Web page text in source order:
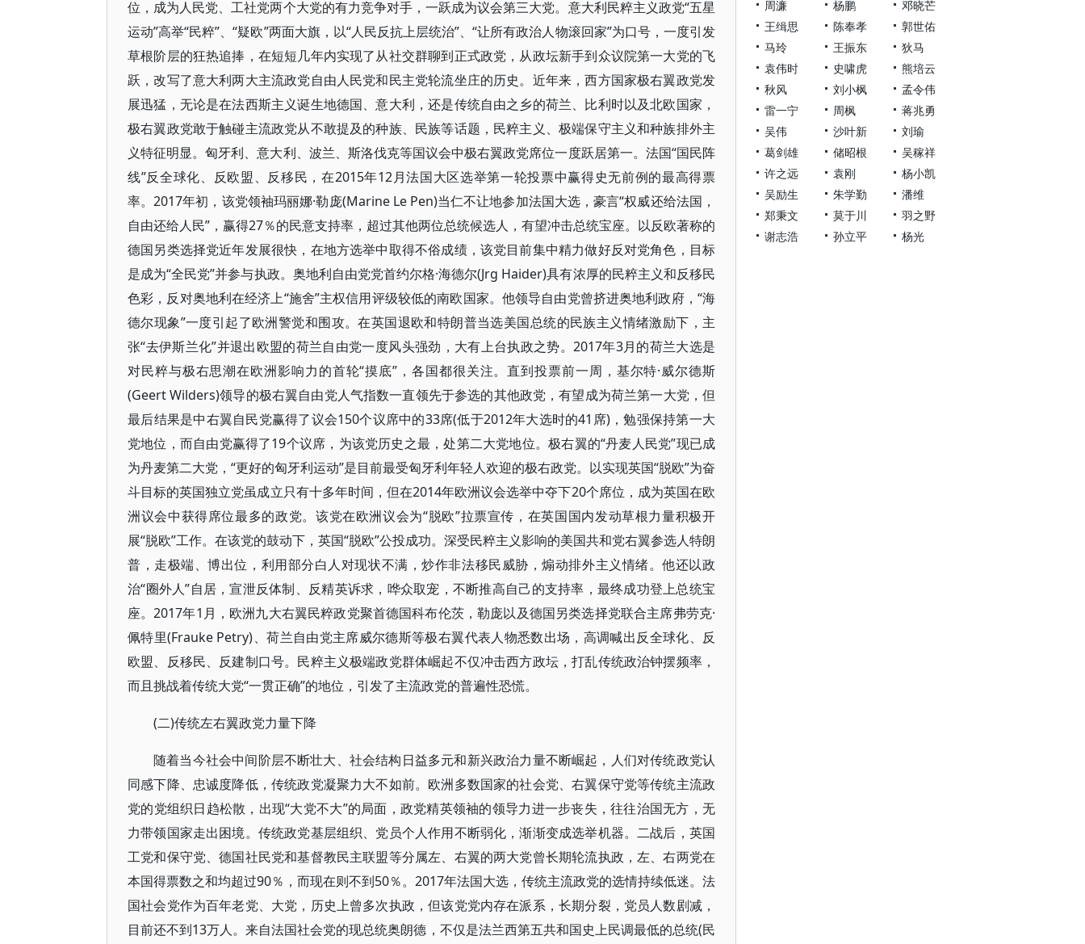
位，成为人民党、工社党两个大党的有力竞争对手，一跃成为议会第三大党。意大利民粹主义政党“五星
运动”高举“民粹”、“疑欧”两面大旗，以“人民反抗上层统治”、“让所有政治人物滚回家”为口号，一度引发
草根阶层的狂热追捧，在短短几年内实现了从社交群聊到正式政党，从政坛新手到众议院第一大党的飞
跃，改写了意大利两大主流政党自由人民党和民主党轮流坐庄的历史。近年来，西方国家极右翼政党发
展迅猛，无论是在法西斯主义诞生地德国、意大利，还是传统自由之乡的荷兰、比利时以及北欧国家，
极右翼政党敢于触碰主流政党从不敢提及的种族、民族等话题，民粹主义、极端保守主义和种族排外主
义特征明显。匈牙利、意大利、波兰、斯洛伐克等国议会中极右翼政党席位一度跃居第一。法国“国民阵
线”反全球化、反欧盟、反移民，在2015年12月法国大区选举第一轮投票中赢得史无前例的最高得票
率。2017年初，该党领袖玛丽娜·勒庞(Marine Le Pen)当仁不让地参加法国大选，豪言“权威还给法国，
自由还给人民”，赢得27％的民意支持率，超过其他两位总统候选人，有望冲击总统宝座。以反欧著称的
德国另类选择党近年发展很快，在地方选举中取得不俗成绩，该党目前集中精力做好反对党角色，目标
是成为“全民党”并参与执政。奥地利自由党党首约尔格·海德尔(Jrg Haider)具有浓厚的民粹主义和反移民
色彩，反对奥地利在经济上“施舍”主权信用评级较低的南欧国家。他领导自由党曾挤进奥地利政府，“海
德尔现象”一度引起了欧洲警觉和围攻。在英国退欧和特朗普当选美国总统的民族主义情绪激励下，主
张“去伊斯兰化”并退出欧盟的荷兰自由党一度风头强劲，大有上台执政之势。2017年3月的荷兰大选是
对民粹与极右思潮在欧洲影响力的首轮“摸底”，各国都很关注。直到投票前一周，基尔特·威尔德斯
(Geert Wilders)领导的极右翼自由党人气指数一直领先于参选的其他政党，有望成为荷兰第一大党，但
最后结果是中右翼自民党赢得了议会150个议席中的33席(低于2012年大选时的41席)，勉强保持第一大
党地位，而自由党赢得了19个议席，为该党历史之最，处第二大党地位。极右翼的“丹麦人民党”现已成
为丹麦第二大党，“更好的匈牙利运动”是目前最受匈牙利年轻人欢迎的极右政党。以实现英国“脱欧”为奋
斗目标的英国独立党虽成立只有十多年时间，但在2014年欧洲议会选举中夺下20个席位，成为英国在欧
洲议会中获得席位最多的政党。该党在欧洲议会为“脱欧”拉票宣传，在英国国内发动草根力量积极开
展“脱欧”工作。在该党的鼓动下，英国“脱欧”公投成功。深受民粹主义影响的美国共和党右翼参选人特朗
普，走极端、博出位，利用部分白人对现状不满，炒作非法移民威胁，煽动排外主义情绪。他还以政
治“圈外人”自居，宣泄反体制、反精英诉求，哗众取宠，不断推高自己的支持率，最终成功登上总统宝
座。2017年1月，欧洲九大右翼民粹政党聚首德国科布伦茨，勒庞以及德国另类选择党联合主席弗劳克·
佩特里(Frauke Petry)、荷兰自由党主席威尔德斯等极右翼代表人物悉数出场，高调喊出反全球化、反
欧盟、反移民、反建制口号。民粹主义极端政党群体崛起不仅冲击西方政坛，打乱传统政治钟摆频率，
而且挑战着传统大党“一贯正确”的地位，引发了主流政党的普遍性恐慌。
(二)传统左右翼政党力量下降
随着当今社会中间阶层不断壮大、社会结构日益多元和新兴政治力量不断崛起，人们对传统政党认
同感下降、忠诚度降低，传统政党凝聚力大不如前。欧洲多数国家的社会党、右翼保守党等传统主流政
党的党组织日趋松散，出现“大党不大”的局面，政党精英领袖的领导力进一步丧失，往往治国无方，无
力带领国家走出困境。传统政党基层组织、党员个人作用不断弱化，渐渐变成选举机器。二战后，英国
工党和保守党、德国社民党和基督教民主联盟等分属左、右翼的两大党曾长期轮流执政，左、右两党在
本国得票数之和均超过90％，而现在则不到50％。2017年法国大选，传统主流政党的选情持续低迷。法
国社会党作为百年老党、大党，历史上曾多次执政，但该党党内存在派系，长期分裂，党员人数剧减，
目前还不到13万人。来自法国社会党的现总统奥朗德，不仅是法兰西第五共和国史上民调最低的总统(民
周濂
杨鹏
邓晓芒
王缉思
陈奉孝
郭世佑
马玲
王振东
狄马
袁伟时
史啸虎
熊培云
秋风
刘小枫
孟令伟
雷一宁
周枫
蒋兆勇
吴伟
沙叶新
刘瑜
葛剑雄
储昭根
吴稼祥
许之远
袁刚
杨小凯
吴励生
朱学勤
潘维
郑秉文
莫于川
羽之野
谢志浩
孙立平 杨光